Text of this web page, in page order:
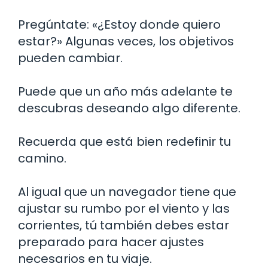
Pregúntate: «¿Estoy donde quiero
estar?» Algunas veces, los objetivos
pueden cambiar.
Puede que un año más adelante te
descubras deseando algo diferente.
Recuerda que está bien redefinir tu
camino.
Al igual que un navegador tiene que
ajustar su rumbo por el viento y las
corrientes, tú también debes estar
preparado para hacer ajustes
necesarios en tu viaje.